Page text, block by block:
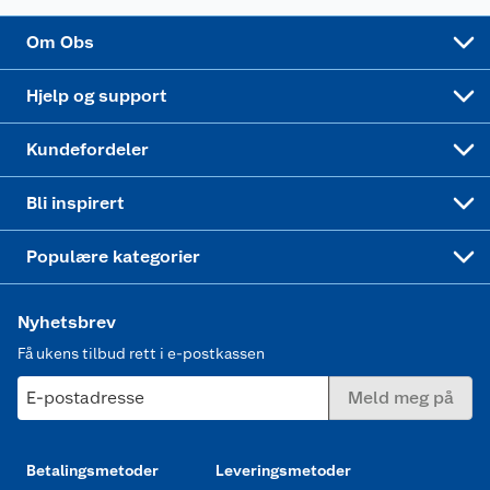
Om Obs
Hjelp og support
Kundefordeler
Bli inspirert
Populære kategorier
Nyhetsbrev
Få ukens tilbud rett i e-postkassen
E-postadresse Meld meg på
Betalingsmetoder Leveringsmetoder